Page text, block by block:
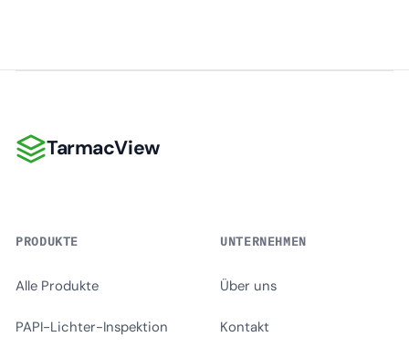
TarmacView
TarmacView
PRODUKTE
Alle Produkte
PAPI-Lichter-Inspektion
UNTERNEHMEN
Über uns
Kontakt